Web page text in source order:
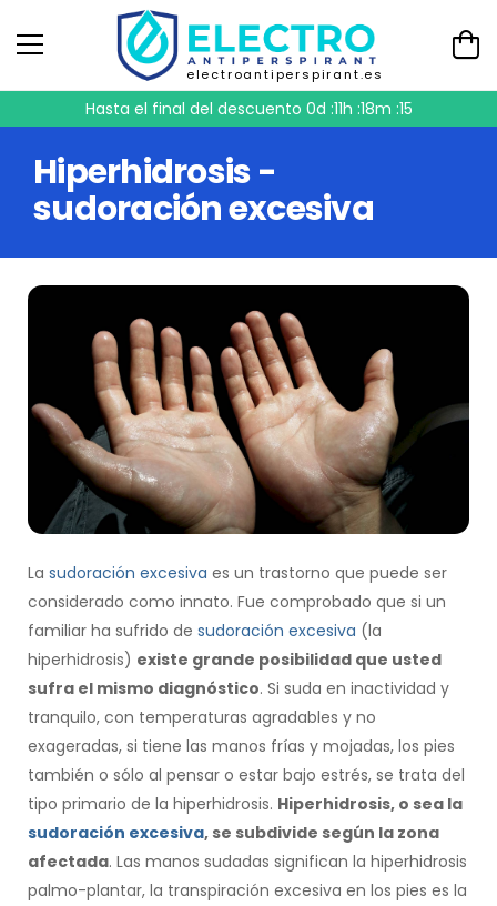
electroantiperspirant.es
Hasta el final del descuento 0d :11h :18m :14
Hiperhidrosis -
sudoración excesiva
La sudoración excesiva es un trastorno que puede ser
considerado como innato. Fue comprobado que si un
familiar ha sufrido de sudoración excesiva (la
hiperhidrosis) existe grande posibilidad que usted
sufra el mismo diagnóstico. Si suda en inactividad y
tranquilo, con temperaturas agradables y no
exageradas, si tiene las manos frías y mojadas, los pies
también o sólo al pensar o estar bajo estrés, se trata del
tipo primario de la hiperhidrosis. Hiperhidrosis, o sea la
sudoración excesiva, se subdivide según la zona
afectada. Las manos sudadas significan la hiperhidrosis
palmo-plantar, la transpiración excesiva en los pies es la